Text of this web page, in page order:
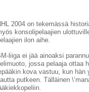
2004 on tekemässä
konsolipelaajien
ilon aihe.
liiga ei jää ainoaksi
jossa pelaaja ottaa
kova vastuu, kun
putkeen. Tälläinen